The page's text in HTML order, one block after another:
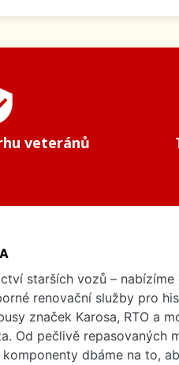
veteránů
starších vozů – nabízíme
renovační služby pro
značek Karosa, RTO a
Od pečlivě repasovaných
dbáme na to,